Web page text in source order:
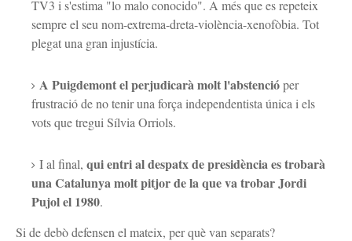
TV3 i s'estima "lomaloconocido". A més que es repeteix
sempre el seu nom-extrema-dreta-violència-xenofòbia. Tot
plegat una gran injustícia.
A Puigdemont el perjudicarà molt l'abstencióper
frustració de no tenir una força independentista única i els
vots que tregui Sílvia Orriols.
I al final, qui entri al despatx de presidència es trobarà
una Catalunya molt pitjor de la que va trobar Jordi
Pujol el 1980.
Si de debò defensen el mateix, per què van separats?